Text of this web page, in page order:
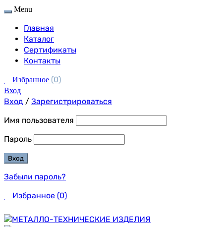
Menu
Главная
Каталог
Сертификаты
Контакты
Избранное (0)
Вход
Вход / Зарегистрироваться
Имя пользователя
Пароль
Забыли пароль?
Избранное (0)